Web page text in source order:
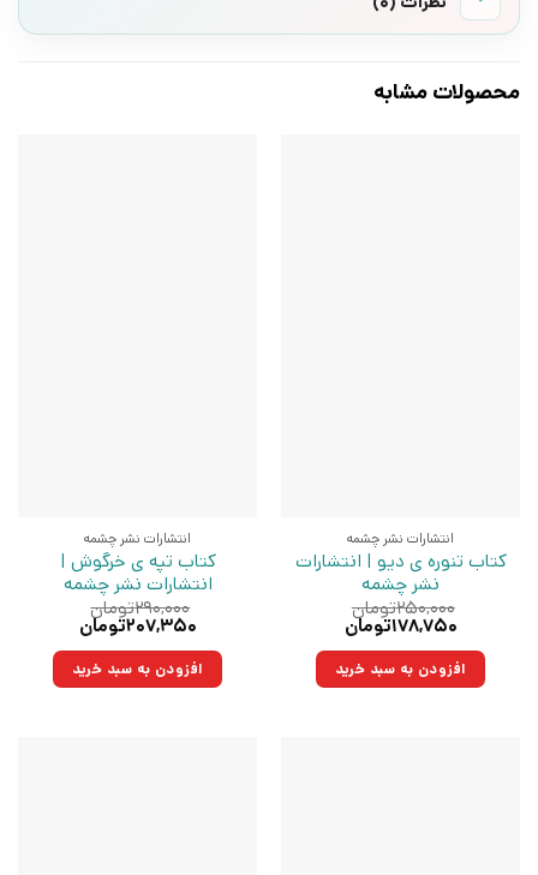
محصولات مشابه
انتشارات نشر چشمه
کتاب تنوره ی دیو | انتشارات
نشر چشمه
۲۵۰,۰۰۰تومان
قیمت
۲۵۰,۰۰۰تومان
بود.
۱۷۸,۷۵۰تومان
۱۷۸,۷۵۰تومان.افزودن به سبد خرید
انتشارات نشر چشمه
کتاب تپه ی خرگوش |
انتشارات نشر چشمه
۲۹۰,۰۰۰تومان
قیمت
۲۹۰,۰۰۰تومان
بود.
۲۰۷,۳۵۰تومان
۲۰۷,۳۵۰تومان.افزودن به سبد خرید